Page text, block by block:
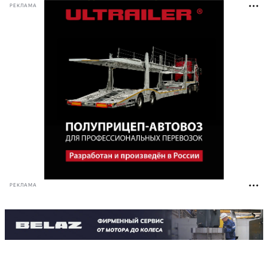
РЕКЛАМА
РЕКЛАМА